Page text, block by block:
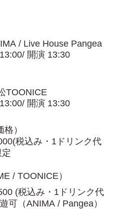
/ Live House Pangea
開演 13:30
TOONICE
開演 13:30
）
税込み・1ドリンク代
/ TOONICE）
(税込み・1ドリンク代
可（ANIMA / Pangea）